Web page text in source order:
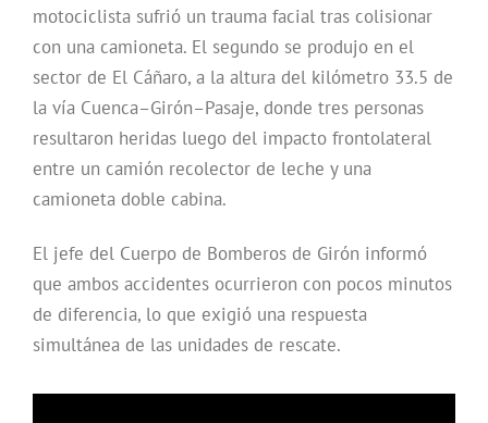
motociclista sufrió un trauma facial tras colisionar
con una camioneta. El segundo se produjo en el
sector de El Cáñaro, a la altura del kilómetro 33.5 de
la vía Cuenca–Girón–Pasaje, donde tres personas
resultaron heridas luego del impacto frontolateral
entre un camión recolector de leche y una
camioneta doble cabina.
El jefe del Cuerpo de Bomberos de Girón informó
que ambos accidentes ocurrieron con pocos minutos
de diferencia, lo que exigió una respuesta
simultánea de las unidades de rescate.